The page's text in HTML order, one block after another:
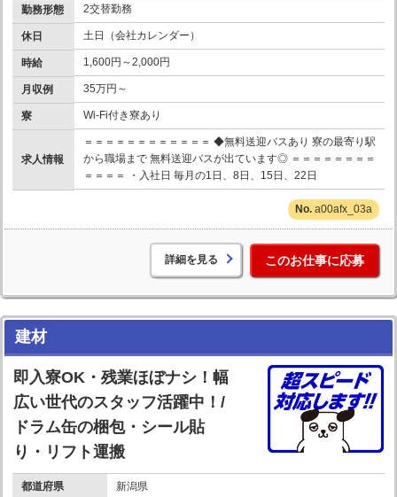
勤務形態 2交替勤務
休日 土日（会社カレンダー）
時給 1,600円～2,000円
月収例 35万円～
寮 Wi-Fi付き寮あり
求人情報
＝＝＝＝＝＝＝＝＝＝＝＝ ◆無料送迎バスあり 寮の最寄り駅
から職場まで 無料送迎バスが出ています◎ ＝＝＝＝＝＝＝＝
＝＝＝＝ ・入社日 毎月の1日、8日、15日、22日
a00afx_03a
詳細を見る このお仕事に応募
建材
即入寮OK・残業ほぼナシ！幅
広い世代のスタッフ活躍中！/
ドラム缶の梱包・シール貼
り・リフト運搬
都道府県 新潟県